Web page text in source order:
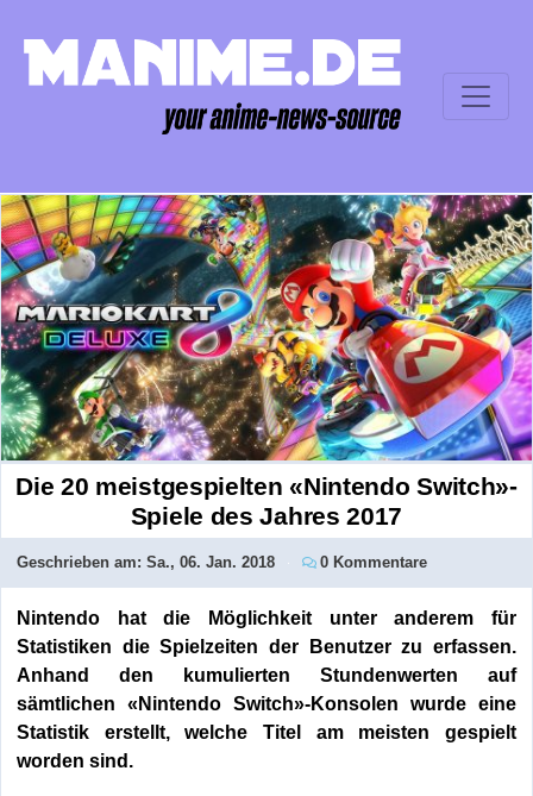
Die 20 meistgespielten «Nintendo Switch»-
Spiele des Jahres 2017
Geschrieben am: Sa., 06. Jan. 2018 0 Kommentare
Nintendo hat die Möglichkeit unter anderem für
Statistiken die Spielzeiten der Benutzer zu erfassen.
Anhand den kumulierten Stundenwerten auf
sämtlichen «Nintendo Switch»-Konsolen wurde eine
Statistik erstellt, welche Titel am meisten gespielt
worden sind.